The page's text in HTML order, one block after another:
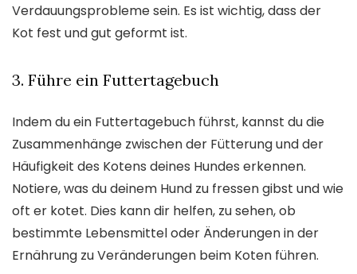
Verdauungsprobleme sein. Es ist wichtig, dass der
Kot fest und gut geformt ist.
3. Führe ein Futtertagebuch
Indem du ein Futtertagebuch führst, kannst du die
Zusammenhänge zwischen der Fütterung und der
Häufigkeit des Kotens deines Hundes erkennen.
Notiere, was du deinem Hund zu fressen gibst und wie
oft er kotet. Dies kann dir helfen, zu sehen, ob
bestimmte Lebensmittel oder Änderungen in der
Ernährung zu Veränderungen beim Koten führen.